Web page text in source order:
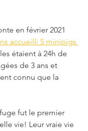
en février 2021
accueilli 5 minipigs
étaient à 24h de
de 3 ans et
connu que la
fut le premier
vie! Leur vraie vie